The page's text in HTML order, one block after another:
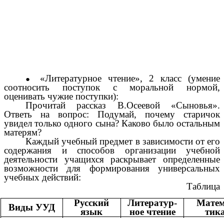
«Литературное чтение», 2 класс (умение
соотносить поступок с моральной нормой,
оценивать чужие поступки):
Прочитай рассказ В.Осеевой «Сыновья».
Ответь на вопрос: Подумай, почему старичок
увидел только одного сына? Каково было остальным
матерям?
Каждый учебный предмет в зависимости от его
содержания и способов организации учебной
деятельности учащихся раскрывает определенные
возможности для формирования универсальных
учебных действий:
Таблица
Виды УУД
Русский
язык
Литератур-
ное чтение